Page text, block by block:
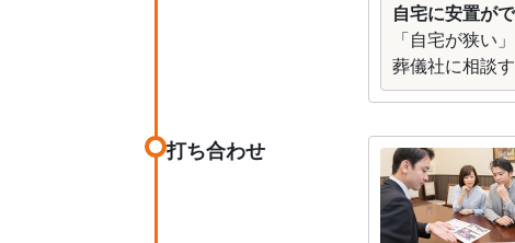
自宅に安置が
「自宅が狭い
葬儀社に相談
打ち合わせ